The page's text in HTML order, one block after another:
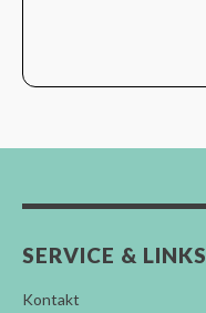
SERVICE & LINKS
Kontakt